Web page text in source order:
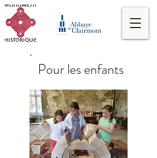
Pour les enfants